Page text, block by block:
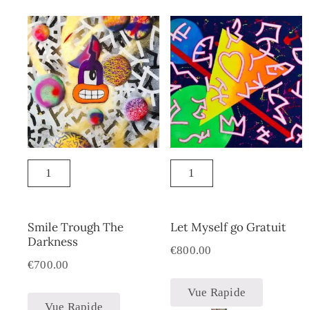
Smile Trough The
Darkness
€700.00
Vue Rapide
Let Myself go Gratuit
€800.00
Vue Rapide